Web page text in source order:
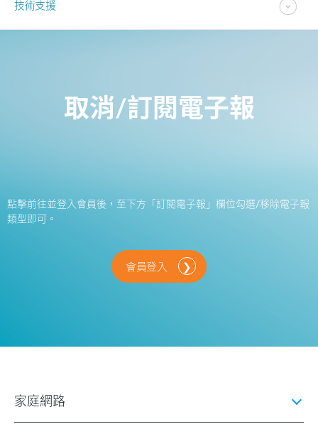
技術支援
取消/訂閱電子報
點擊前往並登入會員後，至下方「訂閱電子報」欄位勾選/移除電子報
類型即可。
會員登入
家庭網路